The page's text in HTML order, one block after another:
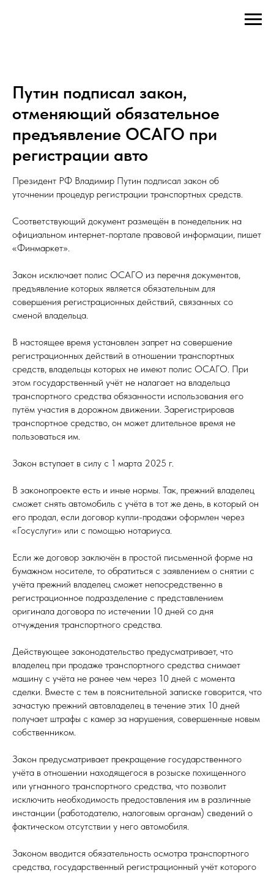
Путин подписал закон,
отменяющий обязательное
предъявление ОСАГО при
регистрации авто
Президент РФ Владимир Путин подписал закон об
уточнении процедур регистрации транспортных средств.
Соответствующий документ размещён в понедельник на
официальном интернет-портале правовой информации, пишет
«Финмаркет».
Закон исключает полис ОСАГО из перечня документов,
предъявление которых является обязательным для
совершения регистрационных действий, связанных со
сменой владельца.
В настоящее время установлен запрет на совершение
регистрационных действий в отношении транспортных
средств, владельцы которых не имеют полис ОСАГО. При
этом государственный учёт не налагает на владельца
транспортного средства обязанности использования его
путём участия в дорожном движении. Зарегистрировав
транспортное средство, он может длительное время не
пользоваться им.
Закон вступает в силу с 1 марта 2025 г.
В законопроекте есть и иные нормы. Так, прежний владелец
сможет снять автомобиль с учёта в тот же день, в который он
его продал, если договор купли-продажи оформлен через
«Госуслуги» или с помощью нотариуса.
Если же договор заключён в простой письменной форме на
бумажном носителе, то обратиться с заявлением о снятии с
учёта прежний владелец сможет непосредственно в
регистрационное подразделение с представлением
оригинала договора по истечении 10 дней со дня
отчуждения транспортного средства.
Действующее законодательство предусматривает, что
владелец при продаже транспортного средства снимает
машину с учёта не ранее чем через 10 дней с момента
сделки. Вместе с тем в пояснительной записке говорится, что
зачастую прежний автовладелец в течение этих 10 дней
получает штрафы с камер за нарушения, совершенные новым
собственником.
Закон предусматривает прекращение государственного
учёта в отношении находящегося в розыске похищенного
или угнанного транспортного средства, что позволит
исключить необходимость предоставления им в различные
инстанции (работодателю, налоговым органам) сведений о
фактическом отсутствии у него автомобиля.
Законом вводится обязательность осмотра транспортного
средства, государственный регистрационный учёт которого